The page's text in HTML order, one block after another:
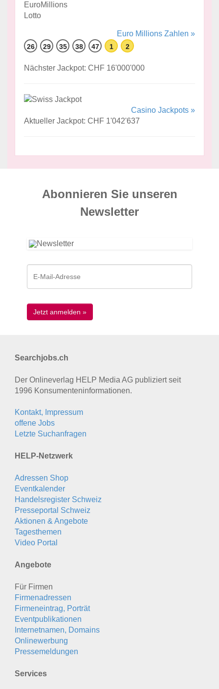
Euro Millions Zahlen »
26 29 35 38 47 1 2
Nächster Jackpot: CHF 16'000'000
Casino Jackpots »
Aktueller Jackpot: CHF 1'042'637
Abonnieren Sie unseren
News­letter
Searchjobs.ch
Der Onlineverlag HELP Media AG publiziert seit
1996 Konsumenten­informationen.
Kontakt, Impressum
offene Jobs
Letzte Suchanfragen
HELP-Netzwerk
Adressen Shop
Eventkalender
Handelsregister Schweiz
Presseportal Schweiz
Aktionen & Angebote
Tagesthemen
Video Portal
Angebote
Für Firmen
Firmenadressen
Firmeneintrag, Porträt
Eventpublikationen
Internetnamen, Domains
Onlinewerbung
Pressemeldungen
Services